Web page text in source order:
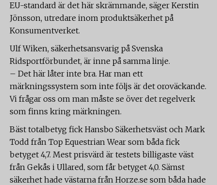
EU-standard är det här skrämmande, säger Kerstin
Jönsson, utredare inom produktsäkerhet på
Konsumentverket.
Ulf Wiken, säkerhetsansvarig på Svenska
Ridsportförbundet, är inne på samma linje.
– Det här låter inte bra. Har man ett
märkningssystem som inte följs är det oroväckande.
Vi frågar oss om man måste se över det regelverk
som finns kring märkningen.
Bäst totalbetyg fick Hansbo Säkerhetsväst och Mark
Todd från Top Equestrian Wear som båda fick
betyget 4,7. Mest prisvärd är testets billigaste väst
från Gekås i Ullared, som får betyget 4,0. Sämst
säkerhet hade västarna från Horze.se som båda hade